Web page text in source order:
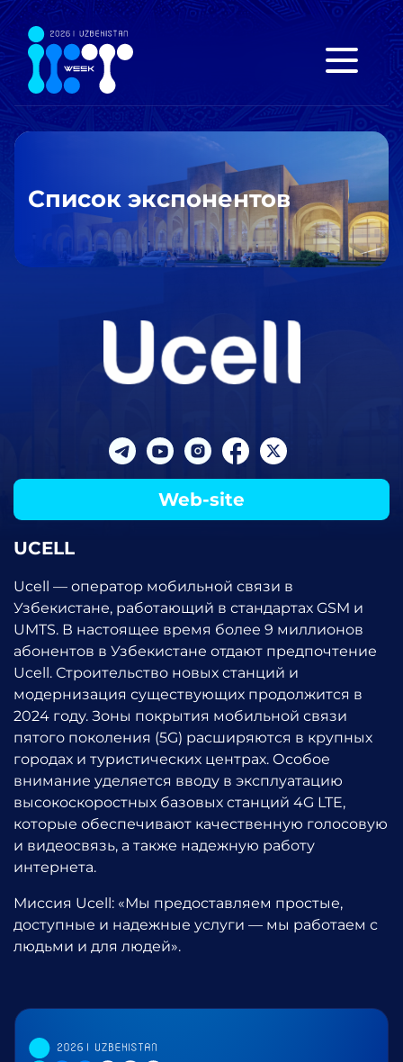
Список экспонентов
Web-site
UCELL
Ucell — оператор мобильной связи в
Узбекистане, работающий в стандартах GSM и
UMTS. В настоящее время более 9 миллионов
абонентов в Узбекистане отдают предпочтение
Ucell. Строительство новых станций и
модернизация существующих продолжится в
2024 году. Зоны покрытия мобильной связи
пятого поколения (5G) расширяются в крупных
городах и туристических центрах. Особое
внимание уделяется вводу в эксплуатацию
высокоскоростных базовых станций 4G LTE,
которые обеспечивают качественную голосовую
и видеосвязь, а также надежную работу
интернета.
Миссия Ucell: «Мы предоставляем простые,
доступные и надежные услуги — мы работаем с
людьми и для людей».